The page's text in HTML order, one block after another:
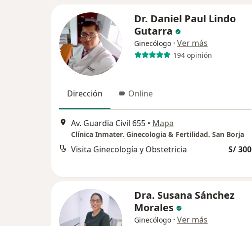
Dr. Daniel Paul Lindo
Gutarra
Ginecólogo · Ver más
194 opinión
Dirección Online
Av. Guardia Civil 655 • Mapa
Clínica Inmater. Ginecologia & Fertilidad. San Borja
Visita Ginecología y Obstetricia S/ 300
Dra. Susana Sánchez
Morales
Ginecólogo · Ver más